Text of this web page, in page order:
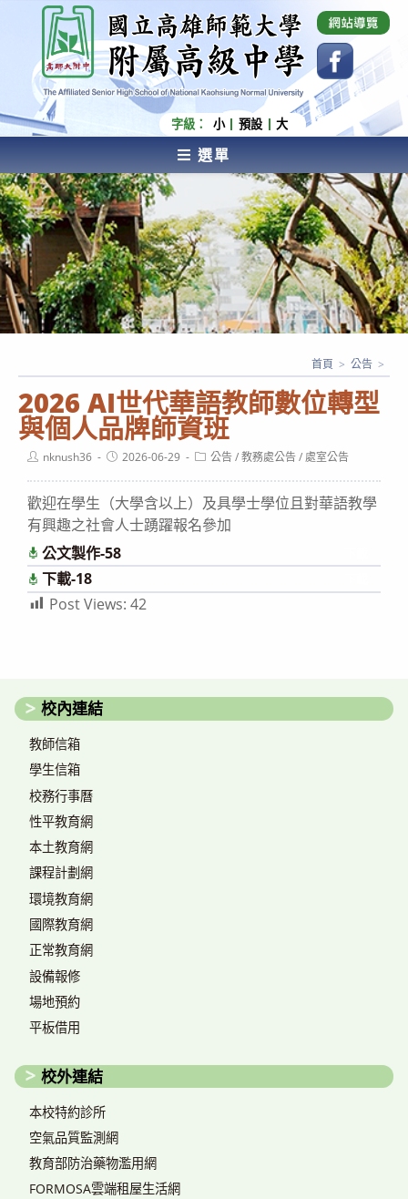
內
容
國立高雄師範大學附屬高級中學 Affiliated Senior
High School of National Kaohsiung Normal
University
字級： 小 預設 大
選單
AFFILIATED SENIOR HIGH SCHOOL OF NATIONAL
KAOHSIUNG NORMAL UNIVERSITY
2026 AI世代華語教師數位轉型
與個人品牌師資班
首頁 > 公告 >
Postnknush36
Post2026-06-29
Post公告/教務處公告/處室公告
歡迎在學生（大學含以上）及具學士學位且對華語教學
有興趣之社會人士踴躍報名參加
公文製作-58
下載-18
Post Views: 42
校內連結
教師信箱
學生信箱
校務行事曆
性平教育網
本土教育網
課程計劃網
環境教育網
國際教育網
正常教育網
設備報修
場地預約
平板借用
校外連結
本校特約診所
空氣品質監測網
教育部防治藥物濫用網
FORMOSA雲端租屋生活網